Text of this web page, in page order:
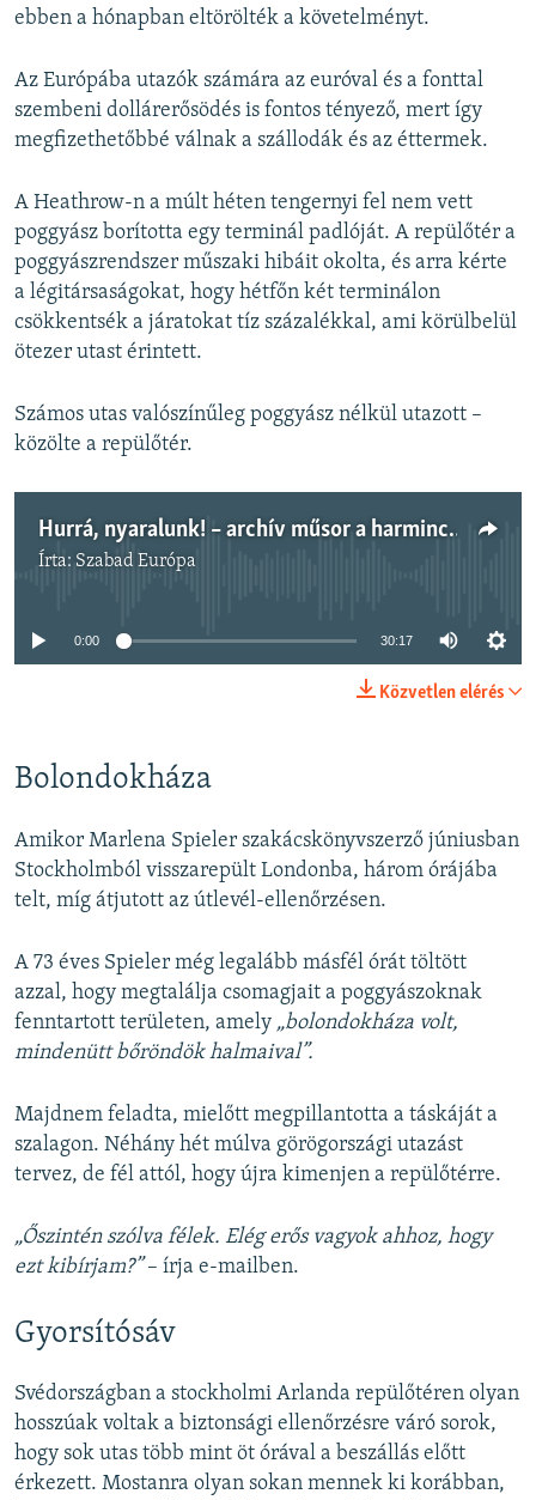
ebben a hónapban eltörölték a követelményt.
Az Európába utazók számára az euróval és a fonttal
szembeni dollárerősödés is fontos tényező, mert így
megfizethetőbbé válnak a szállodák és az éttermek.
A Heathrow-n a múlt héten tengernyi fel nem vett
poggyász borította egy terminál padlóját. A repülőtér a
poggyászrendszer műszaki hibáit okolta, és arra kérte
a légitársaságokat, hogy hétfőn két terminálon
csökkentsék a járatokat tíz százalékkal, ami körülbelül
ötezer utast érintett.
Számos utas valószínűleg poggyász nélkül utazott –
közölte a repülőtér.
Hurrá, nyaralunk! – archív műsor a harminc évvel ezelőtti nyaralási szokásokról
Írta: Szabad Európa
Jelenleg nincs elérhető tartalom
0:00 30:17
Közvetlen elérés
Bolondokháza
Amikor Marlena Spieler szakácskönyvszerző júniusban
Stockholmból visszarepült Londonba, három órájába
telt, míg átjutott az útlevél-ellenőrzésen.
A 73 éves Spieler még legalább másfél órát töltött
azzal, hogy megtalálja csomagjait a poggyászoknak
fenntartott területen, amely „bolondokháza volt,
mindenütt bőröndök halmaival”.
Majdnem feladta, mielőtt megpillantotta a táskáját a
szalagon. Néhány hét múlva görögországi utazást
tervez, de fél attól, hogy újra kimenjen a repülőtérre.
„Őszintén szólva félek. Elég erős vagyok ahhoz, hogy
ezt kibírjam?”– írja e-mailben.
Gyorsítósáv
Svédországban a stockholmi Arlanda repülőtéren olyan
hosszúak voltak a biztonsági ellenőrzésre váró sorok,
hogy sok utas több mint öt órával a beszállás előtt
érkezett. Mostanra olyan sokan mennek ki korábban,